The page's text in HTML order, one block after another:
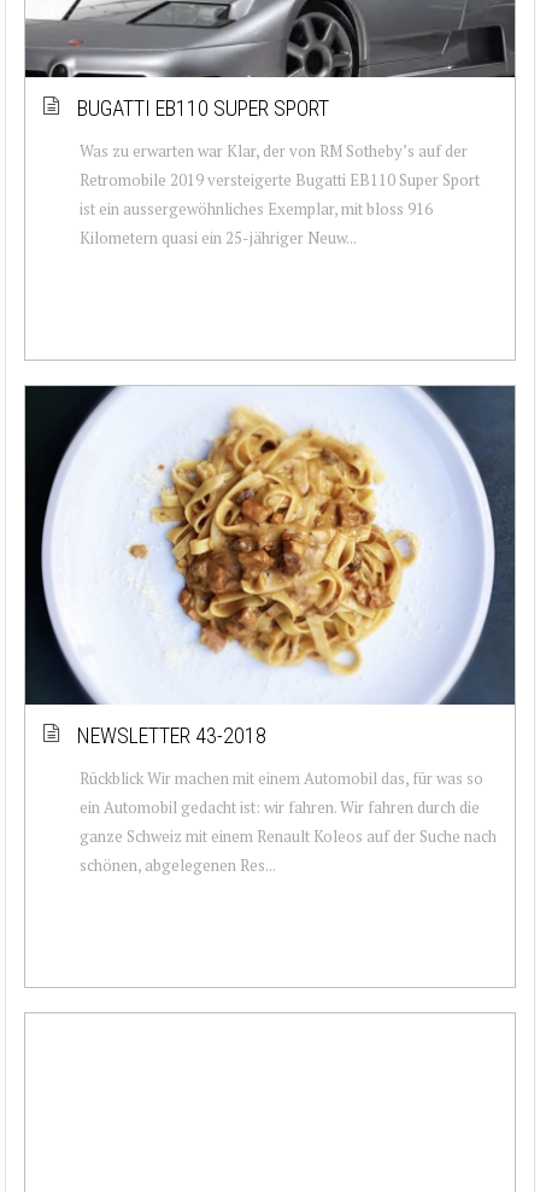
BUGATTI EB110 SUPER SPORT
Was zu erwarten war Klar, der von RM Sotheby’s auf der
Retromobile 2019 versteigerte Bugatti EB110 Super Sport
ist ein aussergewöhnliches Exemplar, mit bloss 916
Kilometern quasi ein 25-jähriger Neuw...
NEWSLETTER 43-2018
Rückblick Wir machen mit einem Automobil das, für was so
ein Automobil gedacht ist: wir fahren. Wir fahren durch die
ganze Schweiz mit einem Renault Koleos auf der Suche nach
schönen, abgelegenen Res...